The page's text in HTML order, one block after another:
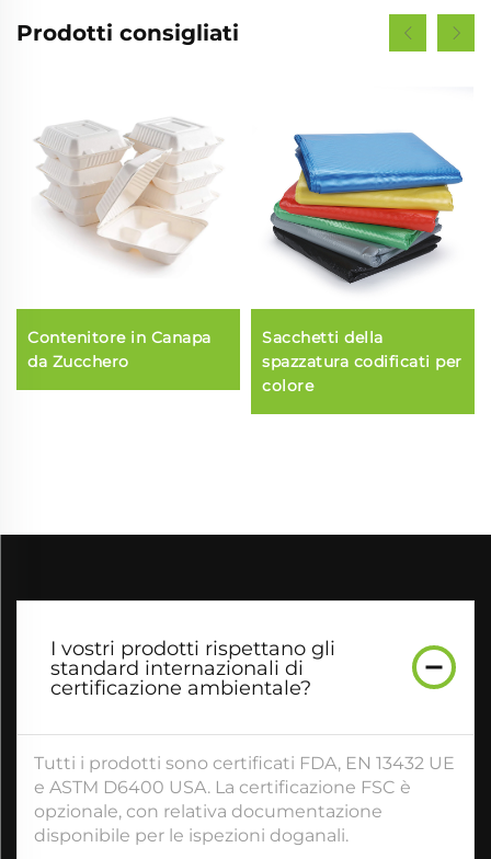
Prodotti consigliati
Contenitore in Canapa
da Zucchero
Sacchetti della
spazzatura codificati per
colore
I vostri prodotti rispettano gli
standard internazionali di
certificazione ambientale?
Tutti i prodotti sono certificati FDA, EN 13432 UE
e ASTM D6400 USA. La certificazione FSC è
opzionale, con relativa documentazione
disponibile per le ispezioni doganali.